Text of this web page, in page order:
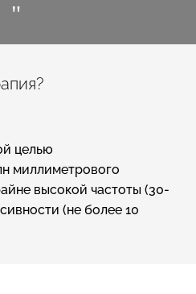
"
целью
миллиметрового
высокой частоты (30-
(не более 10